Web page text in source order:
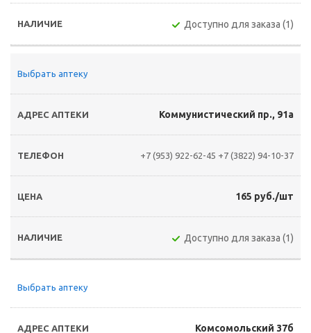
Доступно для заказа (1)
Выбрать аптеку
Коммунистический пр., 91а
+7 (953) 922-62-45 +7 (3822) 94-10-37
165 руб./шт
Доступно для заказа (1)
Выбрать аптеку
Комсомольский 37б